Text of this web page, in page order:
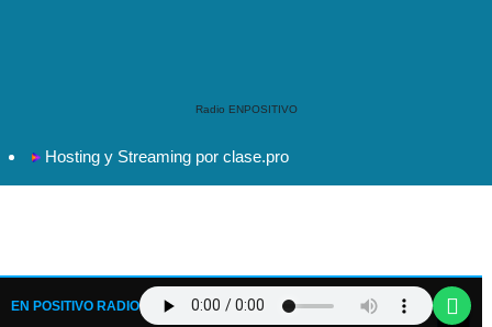
Radio ENPOSITIVO
Hosting y Streaming por clase.pro
EN POSITIVO RADIO